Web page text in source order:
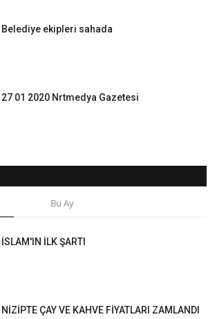
Belediye ekipleri sahada
27 01 2020 Nrtmedya Gazetesi
Bu Ay
İSLAM'IN İLK ŞARTI
NİZİPTE ÇAY VE KAHVE FİYATLARI ZAMLANDI